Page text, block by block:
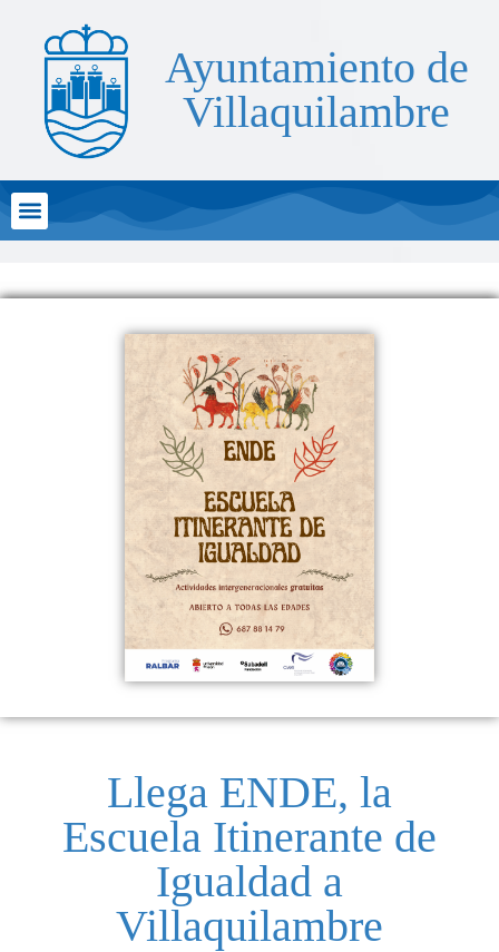
Ayuntamiento de
Villaquilambre
Llega ENDE, la
Escuela Itinerante de
Igualdad a
Villaquilambre